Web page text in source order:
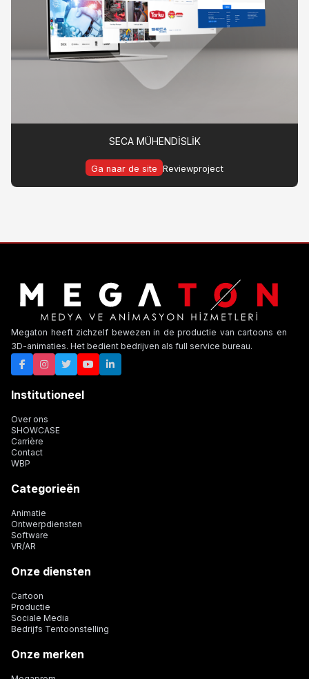
SECA MÜHENDİSLİK
Ga naar de site Reviewproject
Megaton heeft zichzelf bewezen in de productie van cartoons en
3D-animaties. Het bedient bedrijven als full service bureau.
Institutioneel
Over ons
SHOWCASE
Carrière
Contact
WBP
Categorieën
Animatie
Ontwerpdiensten
Software
VR/AR
Onze diensten
Cartoon
Productie
Sociale Media
Bedrijfs Tentoonstelling
Onze merken